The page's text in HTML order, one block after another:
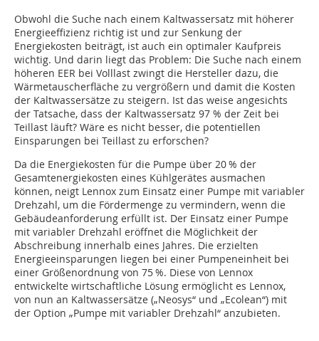
Obwohl die Suche nach einem Kaltwassersatz mit höherer
Energieeffizienz richtig ist und zur Senkung der
Energiekosten beiträgt, ist auch ein optimaler Kaufpreis
wichtig. Und darin liegt das Problem: Die Suche nach einem
höheren EER bei Volllast zwingt die Hersteller dazu, die
Wärmetauscherfläche zu vergrößern und damit die Kosten
der Kaltwassersätze zu steigern. Ist das weise angesichts
der Tatsache, dass der Kaltwassersatz 97 % der Zeit bei
Teillast läuft? Wäre es nicht besser, die potentiellen
Einsparungen bei Teillast zu erforschen?
Da die Energiekosten für die Pumpe über 20 % der
Gesamtenergiekosten eines Kühlgerätes ausmachen
können, neigt Lennox zum Einsatz einer Pumpe mit variabler
Drehzahl, um die Fördermenge zu vermindern, wenn die
Gebäudeanforderung erfüllt ist. Der Einsatz einer Pumpe
mit variabler Drehzahl eröffnet die Möglichkeit der
Abschreibung innerhalb eines Jahres. Die erzielten
Energieeinsparungen liegen bei einer Pumpeneinheit bei
einer Größenordnung von 75 %. Diese von Lennox
entwickelte wirtschaftliche Lösung ermöglicht es Lennox,
von nun an Kaltwassersätze („Neosys“ und „Ecolean“) mit
der Option „Pumpe mit variabler Drehzahl“ anzubieten.